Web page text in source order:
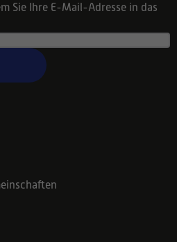
Sie Ihre E-Mail-Adresse in das